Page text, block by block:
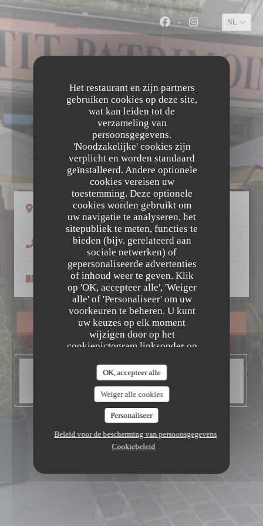
Cookies beheer paneel
Het restaurant en zijn partners
gebruiken cookies op deze site,
wat kan leiden tot de
verzameling van
persoonsgegevens.
'Noodzakelijke' cookies zijn
verplicht en worden standaard
geïnstalleerd. Andere optionele
cookies vereisen uw
toestemming. Deze optionele
cookies worden gebruikt om
uw navigatie te analyseren, het
sitepubliek te meten, functies te
bieden (bijv. gerelateerd aan
sociale netwerken) of
gepersonaliseerde advertenties
of inhoud weer te geven. Klik
op 'OK, accepteer alle', 'Weiger
alle' of 'Personaliseer' om uw
voorkeuren te beheren. U kunt
uw keuzes op elk moment
wijzigen door op het
cookiepictogram linksonder op
OK, accepteer alle
Weiger alle cookies
Personaliseer
Beleid voor de bescherming van persoonsgegevens
Cookiebeleid
NL
Facebook ((opent in
Instagram
LE PETIT PATRIMOINE
OPENINGSTIJDEN
Vandaag open van 19:00 tot 22:00
58 Rue Colbert 37000 Tours((opent in een nieuw venster))
02 47 66 05 81
RESERVEER EEN TAFEL
Le Petit Patrimoine